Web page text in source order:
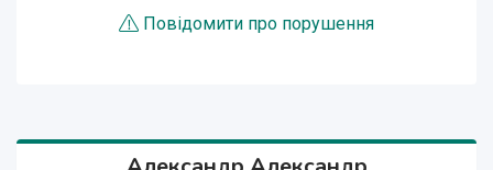
Повідомити про порушення